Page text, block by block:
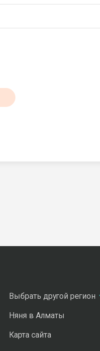
Выбрать другой регион
Няня в Алматы
Карта сайта